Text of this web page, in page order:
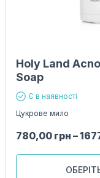
Holy Land
Soap
Є в наявності
Цукрове мило
780,00 грн –